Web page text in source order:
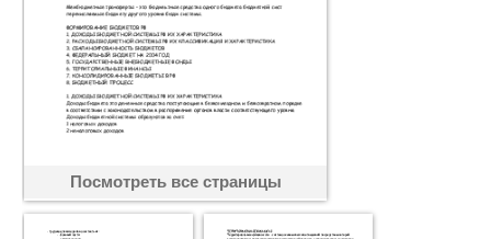
Посмотреть все страницы